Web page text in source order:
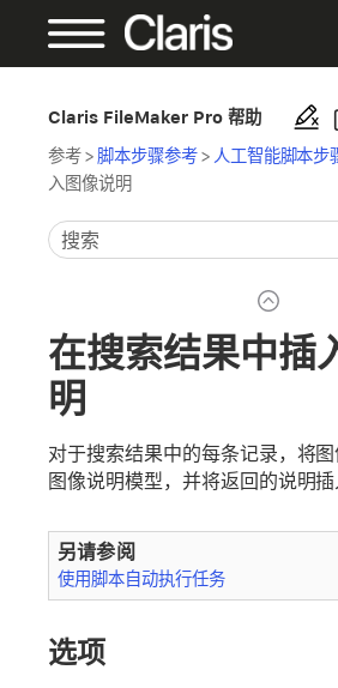
Claris FileMaker Pro 帮助
参考> 脚本步骤参考> 人工智能脚本步
入图像说明
在搜索结果中插
明
对于搜索结果中的每条记录，将
图像说明模型，并将返回的说明插
另请参阅
使用脚本自动执行任务
选项